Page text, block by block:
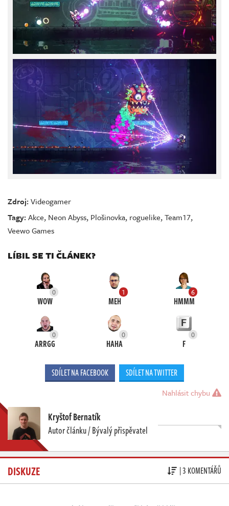
Zdroj:Videogamer
Tagy:Akce, Neon Abyss, Plošinovka, roguelike,Team17,
Veewo Games
LÍBIL SE TI ČLÁNEK?
0
WOW
1
MEH
6
HMMM
0
ARRGG
0
HAHA
0
F
SDÍLET NA FACEBOOK SDÍLET NA TWITTER
Nahlásit chybu
Kryštof Bernatík
Autor článku / Bývalý přispěvatel
DISKUZE | 3 KOMENTÁŘŮ